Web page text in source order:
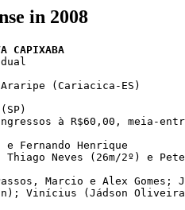
in 2008
CAPIXABA
(Cariacica-ES)
à R$60,00, meia-
Fernando Henrique
Neves (26m/2º) e
Marcio e Alex
Vinícius (Jádson